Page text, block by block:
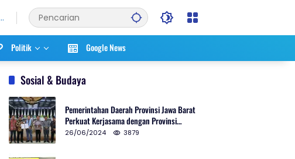
Politik Google News
Sosial & Budaya
Pemerintahan Daerah Provinsi Jawa Barat
Perkuat Kerjasama dengan Provinsi
Chungcheongnam Do Korea Selatan
26/06/2024 3879